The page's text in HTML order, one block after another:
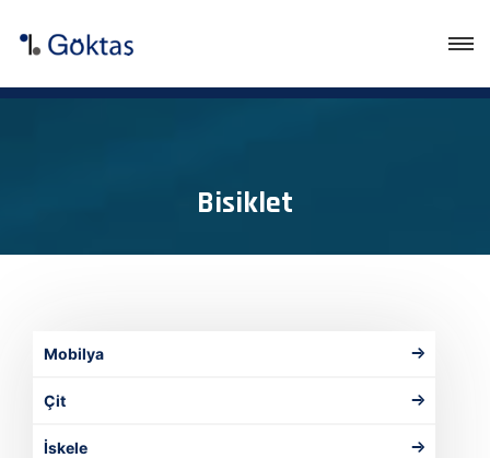
Bisiklet
Mobilya
Çit
İskele